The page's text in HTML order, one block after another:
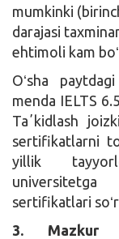
mumkinki
darajasi
ehtimoli kam
Oʻsha
menda IELTS
Taʼkidlash
sertifikatlarni
yillik
sertifikatlari
3. Mazkur